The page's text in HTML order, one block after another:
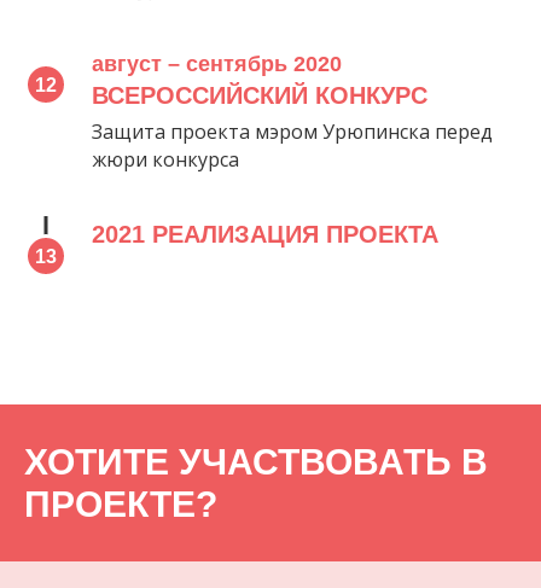
август – сентябрь 2020
ВСЕРОССИЙСКИЙ КОНКУРС
Защита проекта мэром Урюпинска перед
жюри конкурса
2021 РЕАЛИЗАЦИЯ ПРОЕКТА
ХОТИТЕ УЧАСТВОВАТЬ В
ПРОЕКТЕ?